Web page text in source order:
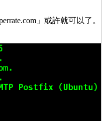
」或許就可以了。